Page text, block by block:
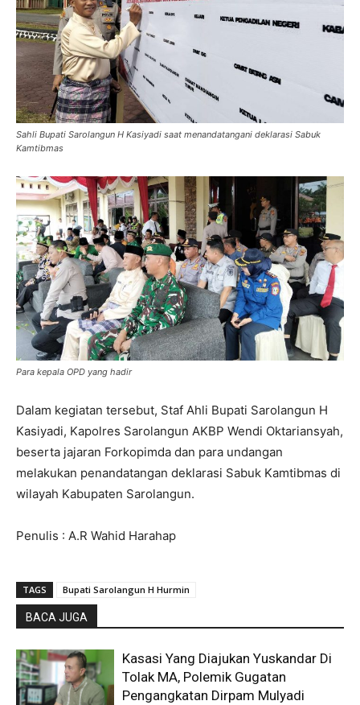
Sahli Bupati Sarolangun H Kasiyadi saat menandatangani deklarasi Sabuk
Kamtibmas
Para kepala OPD yang hadir
Dalam kegiatan tersebut, Staf Ahli Bupati Sarolangun H
Kasiyadi, Kapolres Sarolangun AKBP Wendi Oktariansyah,
beserta jajaran Forkopimda dan para undangan
melakukan penandatangan deklarasi Sabuk Kamtibmas di
wilayah Kabupaten Sarolangun.
Penulis : A.R Wahid Harahap
TAGS Bupati Sarolangun H Hurmin
BACA JUGA
Kasasi Yang Diajukan Yuskandar Di
Tolak MA, Polemik Gugatan
Pengangkatan Dirpam Mulyadi